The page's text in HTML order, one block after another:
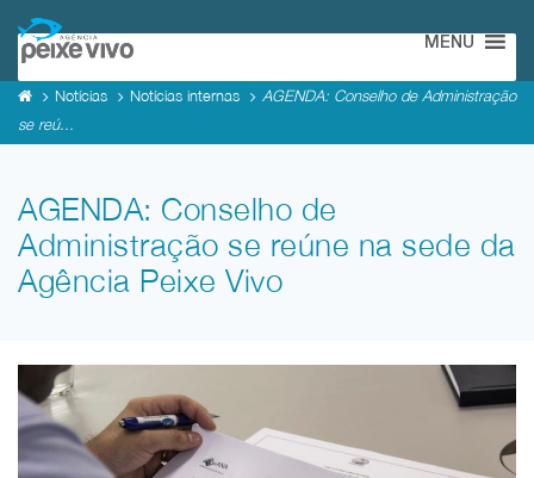
MENU
Notícias Notícias internas
AGENDA: Conselho de Administração
se reú...
AGENDA: Conselho de
Administração se reúne na sede da
Agência Peixe Vivo